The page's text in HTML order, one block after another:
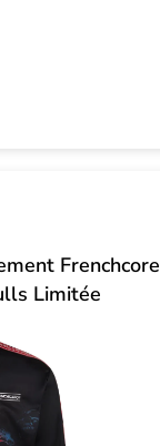
Frenchcore
Limitée